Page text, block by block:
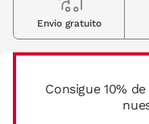
Consigue 10%
Envio gratuito